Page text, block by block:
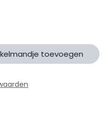
toevoegen